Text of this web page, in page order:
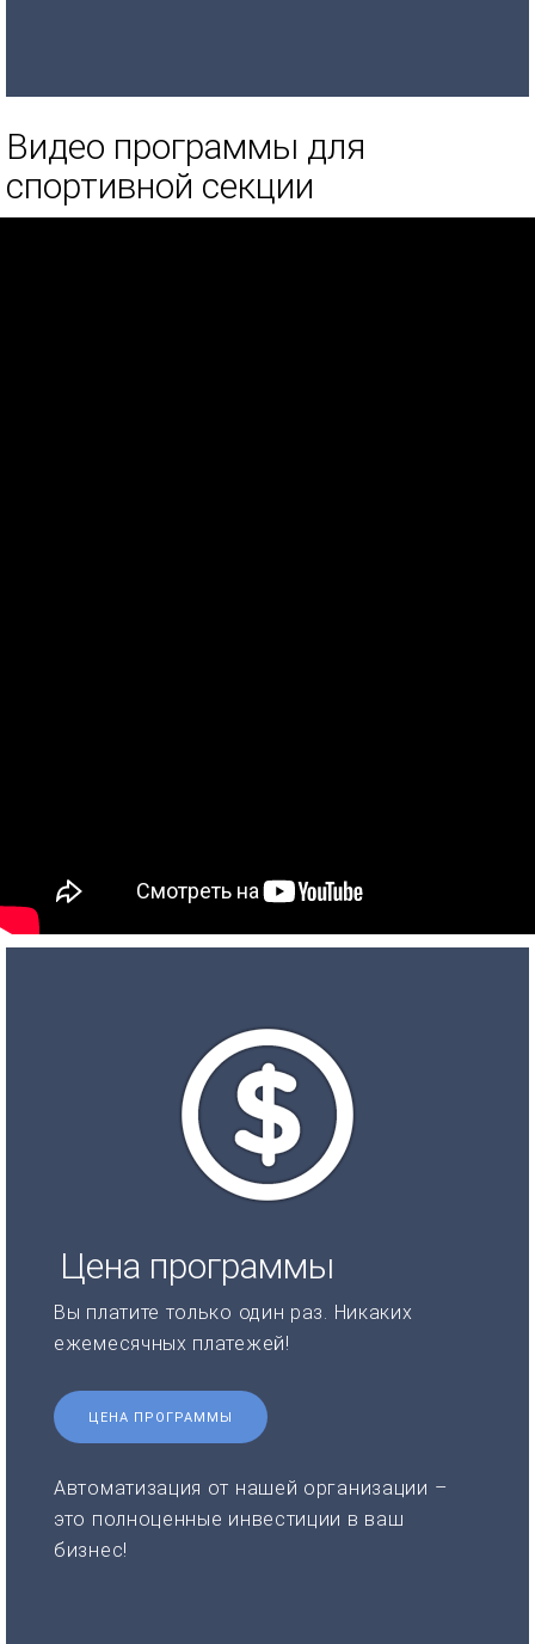
Видео программы для
спортивной секции
Цена программы
Вы платите только один раз. Никаких
ежемесячных платежей!
ЦЕНА ПРОГРАММЫ
Автоматизация от нашей организации –
это полноценные инвестиции в ваш
бизнес!